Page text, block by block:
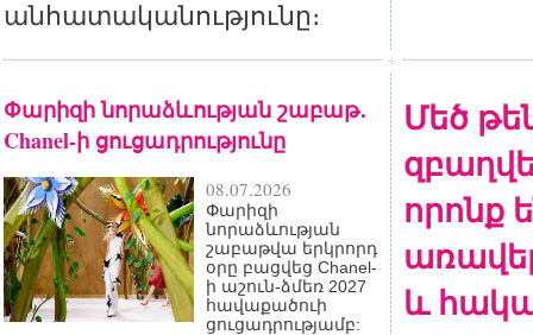
անհատականությունը։
Փարիզի նորաձևության շաբաթ․
Chanel-ի ցուցադրությունը
08.07.2026
Փարիզի
նորաձևության
շաբաթվա երկրորդ
օրը բացվեց Chanel-
ի աշուն-ձմեռ 2027
հավաքածուի
ցուցադրությամբ:
Մեծ
որոնք
և